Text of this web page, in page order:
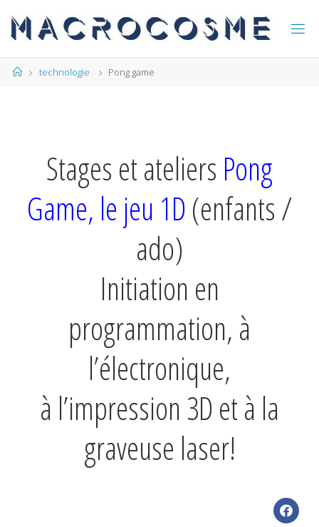
technologie Pong game
Stages et ateliers Pong
Game, le jeu 1D(enfants /
ado)
Initiation en
programmation, à
l’électronique,
à l’impression 3D et à la
graveuse laser!